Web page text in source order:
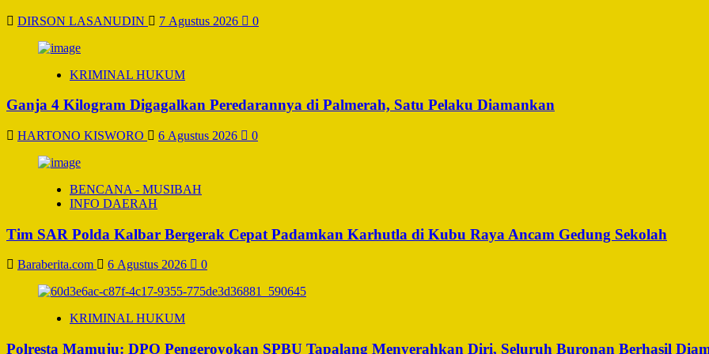
DIRSON LASANUDIN 7 Agustus 2026 0
KRIMINAL HUKUM
Ganja 4 Kilogram Digagalkan Peredarannya di Palmerah, Satu Pelaku Diamankan
HARTONO KISWORO 6 Agustus 2026 0
BENCANA - MUSIBAH
INFO DAERAH
Tim SAR Polda Kalbar Bergerak Cepat Padamkan Karhutla di Kubu Raya Ancam Gedung Sekolah
Baraberita.com 6 Agustus 2026 0
KRIMINAL HUKUM
Polresta Mamuju: DPO Pengeroyokan SPBU Tapalang Menyerahkan Diri, Seluruh Buronan Berhasil